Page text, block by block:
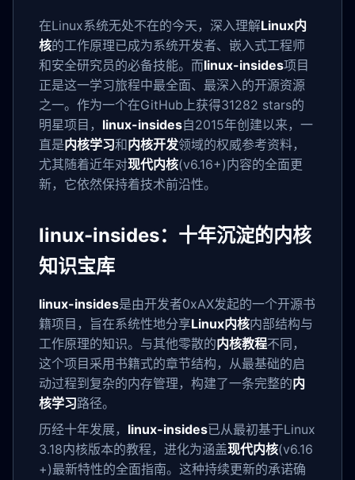
在Linux系统无处不在的今天，深入理解Linux内
核的工作原理已成为系统开发者、嵌入式工程师
和安全研究员的必备技能。而linux-insides项目
正是这一学习旅程中最全面、最深入的开源资源
之一。作为一个在GitHub上获得31282 stars的
明星项目， linux-insides自2015年创建以来，一
直是内核学习和内核开发领域的权威参考资料，
尤其随着近年对现代内核(v6.16+)内容的全面更
新，它依然保持着技术前沿性。
linux-insides：十年沉淀的内核
知识宝库
linux-insides是由开发者0xAX发起的一个开源书
籍项目，旨在系统性地分享Linux内核内部结构与
工作原理的知识。与其他零散的内核教程不同，
这个项目采用书籍式的章节结构，从最基础的启
动过程到复杂的内存管理，构建了一条完整的内
核学习路径。
历经十年发展， linux-insides已从最初基于Linux
3.18内核版本的教程，进化为涵盖现代内核(v6.16
+)最新特性的全面指南。这种持续更新的承诺确